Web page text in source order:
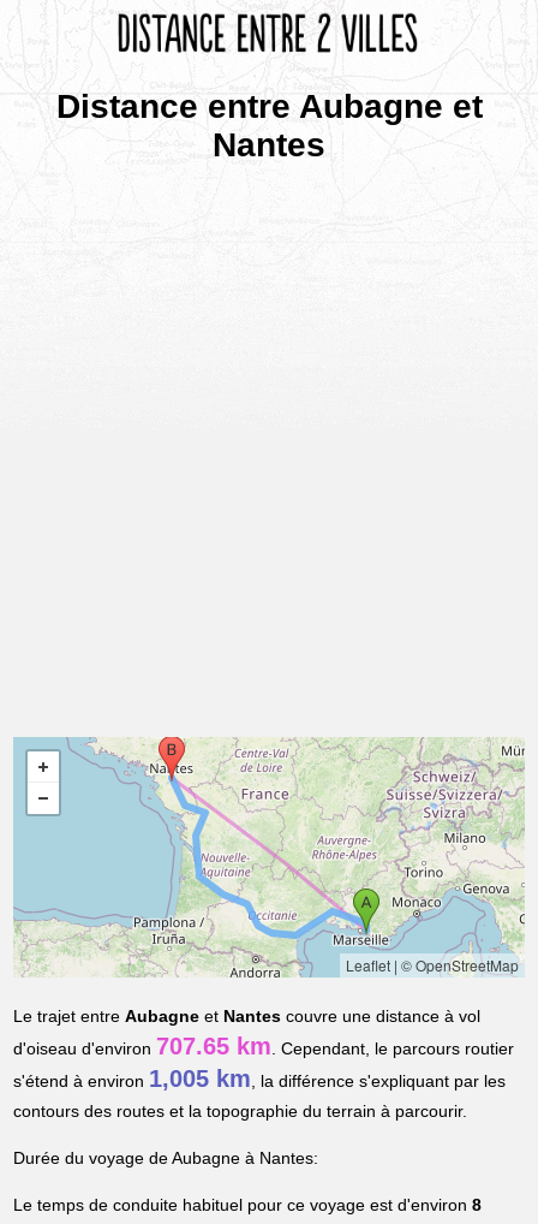
Distance entre Aubagne et
Nantes
Leaflet| © OpenStreetMap
Le trajet entreAubagne et Nantes couvre une distance à vol
d'oiseau d'environ 707.65 km. Cependant, le parcours routier
s'étend à environ 1,005 km, la différence s'expliquant par les
contours des routes et la topographie du terrain à parcourir.
Durée du voyage de Aubagne à Nantes:
Le temps de conduite habituel pour ce voyage est d'environ8